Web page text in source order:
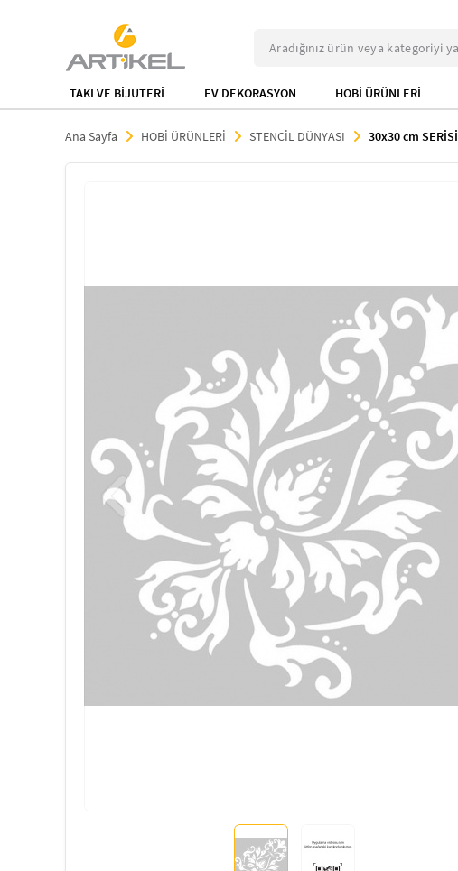
TAKI VE BİJUTERİ EV DEKORASYON HOBİ ÜRÜNLERİ
Ana Sayfa HOBİ ÜRÜNLERİ STENCİL DÜNYASI 30x30 cm SERİSİ